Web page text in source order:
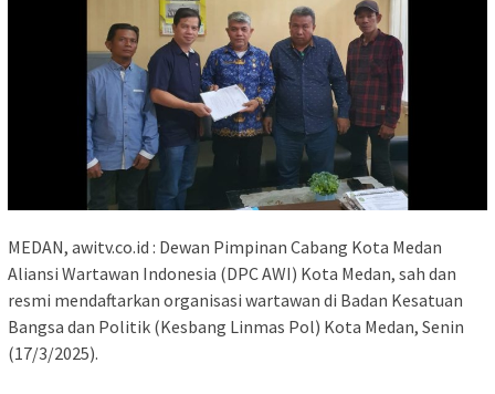
MEDAN, awitv.co.id : Dewan Pimpinan Cabang Kota Medan
Aliansi Wartawan Indonesia (DPC AWI) Kota Medan, sah dan
resmi mendaftarkan organisasi wartawan di Badan Kesatuan
Bangsa dan Politik (Kesbang Linmas Pol) Kota Medan, Senin
(17/3/2025).